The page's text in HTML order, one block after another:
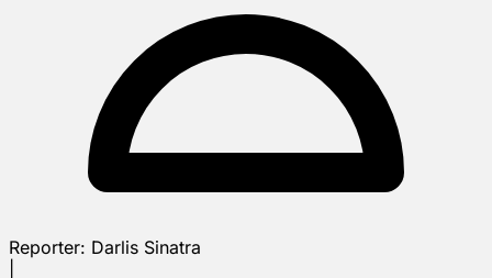
Reporter: Darlis Sinatra